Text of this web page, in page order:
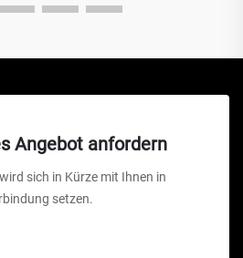
Angebot anfordern
sich in Kürze mit Ihnen in
setzen.